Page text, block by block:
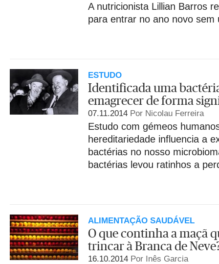
A nutricionista Lillian Barros
para entrar no ano novo sem
ESTUDO
Identificada uma
emagrecer de forma
07.11.2014 Por Nicolau Ferreira
Estudo com gémeos
hereditariedade influencia a
bactérias no nosso
bactérias levou ratinhos a
ALIMENTAÇÃO SAUDÁVEL
O que continha a maçã
trincar à Branca de
16.10.2014 Por Inês Garcia